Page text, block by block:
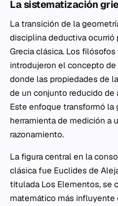
La sistematización
La transición de la
disciplina deductiva
Grecia clásica. Los
introdujeron el concepto
donde las propiedades de
de un conjunto reducido de
Este enfoque transformó la
herramienta de medición a
razonamiento.
La figura central en la
clásica fue Euclides de
titulada Los Elementos, se
matemático más influyente